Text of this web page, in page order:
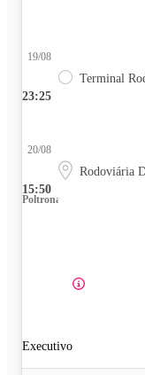
23:25
19/08
Terminal
15:50
20/08
Rodoviária
Poltrona
Executivo